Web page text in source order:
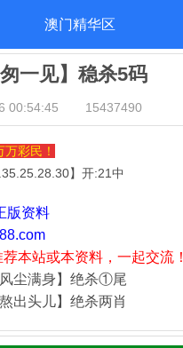
澳门精华区
一见】稳杀5码
00:54:45 15437490
彩民！
】开:21中
版资料
本站或本资料，一起交流！
尘满身】绝杀①尾
出头儿】绝杀两肖